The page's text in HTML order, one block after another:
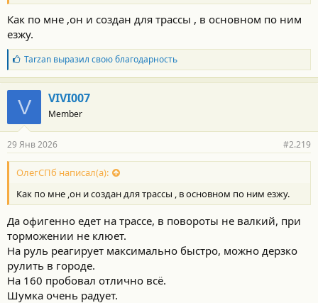
Как по мне ,он и создан для трассы , в основном по ним
езжу.
Б
л
а
г
о
д
а
н
о
с
и
:
Tarzanвыразил свою благодарность
V VIVI007
Member
29 Янв 2026 #2.219
ОлегСПб написал(а):
Как по мне ,он и создан для трассы , в основном по ним езжу.
Да офигенно едет на трассе, в повороты не валкий, при
торможении не клюет.
На руль реагирует максимально быстро, можно дерзко
рулить в городе.
На 160 пробовал отлично всё.
Шумка очень радует.